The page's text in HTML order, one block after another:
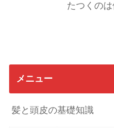
たつくの
メニュー
髪と頭皮の基礎知識